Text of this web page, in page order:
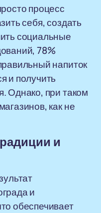
процесс
себя, создать
социальные
78%
напиток
и получить
Однако, при таком
как не
и
и
обеспечивает